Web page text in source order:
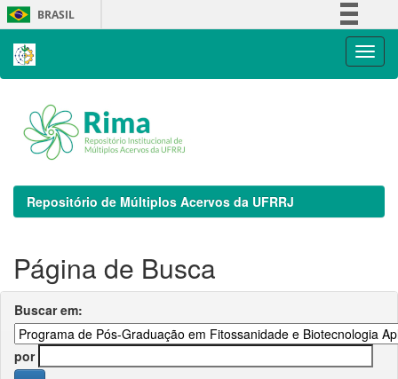
Skip
navigation
BRASIL
Repositório de Múltiplos Acervos da UFRRJ
Página de Busca
Buscar em:
por